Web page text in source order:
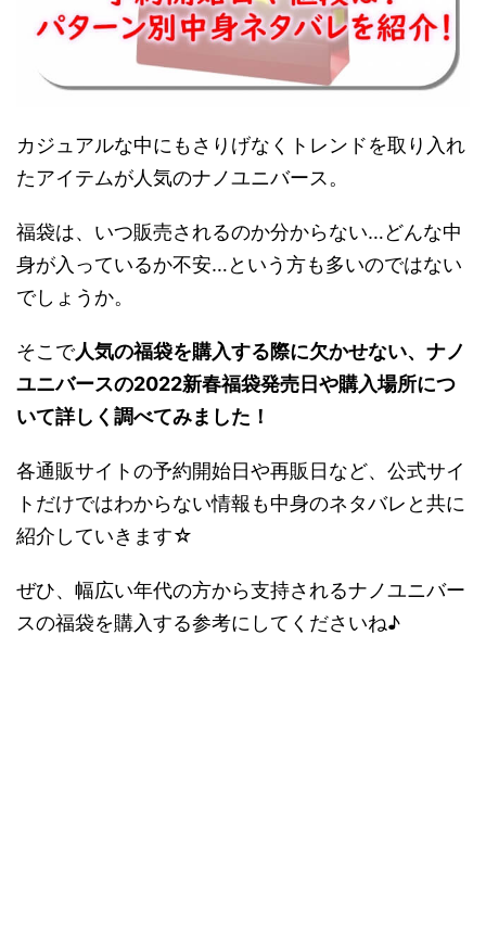
カジュアルな中にもさりげなくトレンドを取り入れ
たアイテムが人気のナノユニバース。
福袋は、いつ販売されるのか分からない…どんな中
身が入っているか不安…という方も多いのではない
でしょうか。
そこで人気の福袋を購入する際に欠かせない、ナノ
ユニバースの2022新春福袋発売日や購入場所につ
いて詳しく調べてみました！
各通販サイトの予約開始日や再販日など、公式サイ
トだけではわからない情報も中身のネタバレと共に
紹介していきます☆
ぜひ、幅広い年代の方から支持されるナノユニバー
スの福袋を購入する参考にしてくださいね♪